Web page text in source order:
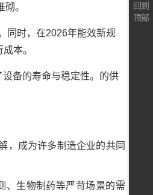
。
同时，在2026年能效新规
本。
备的寿命与稳定性。的供
，成为许多制造企业的共同
生物制药等严苛场景的需
回到
顶部